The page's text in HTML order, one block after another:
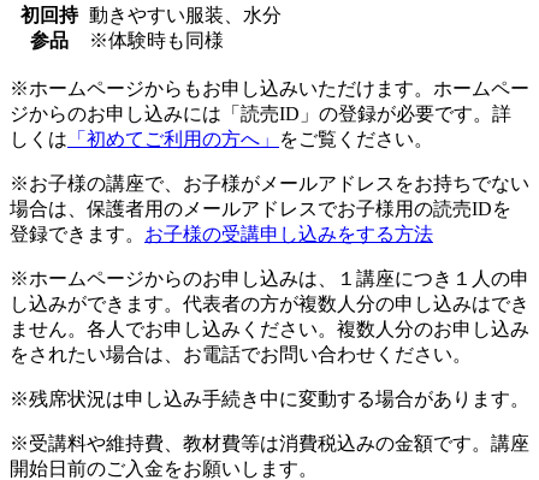
初回持
参品
動きやすい服装、水分
※体験時も同様
※ホームページからもお申し込みいただけます。ホームペー
ジからのお申し込みには「読売ID」の登録が必要です。詳
しくは 「初めてご利用の方へ」 をご覧ください。
※お子様の講座で、お子様がメールアドレスをお持ちでない
場合は、保護者用のメールアドレスでお子様用の読売IDを
登録できます。 お子様の受講申し込みをする方法
※ホームページからのお申し込みは、１講座につき１人の申
し込みができます。代表者の方が複数人分の申し込みはでき
ません。各人でお申し込みください。複数人分のお申し込み
をされたい場合は、お電話でお問い合わせください。
※残席状況は申し込み手続き中に変動する場合があります。
※受講料や維持費、教材費等は消費税込みの金額です。講座
開始日前のご入金をお願いします。